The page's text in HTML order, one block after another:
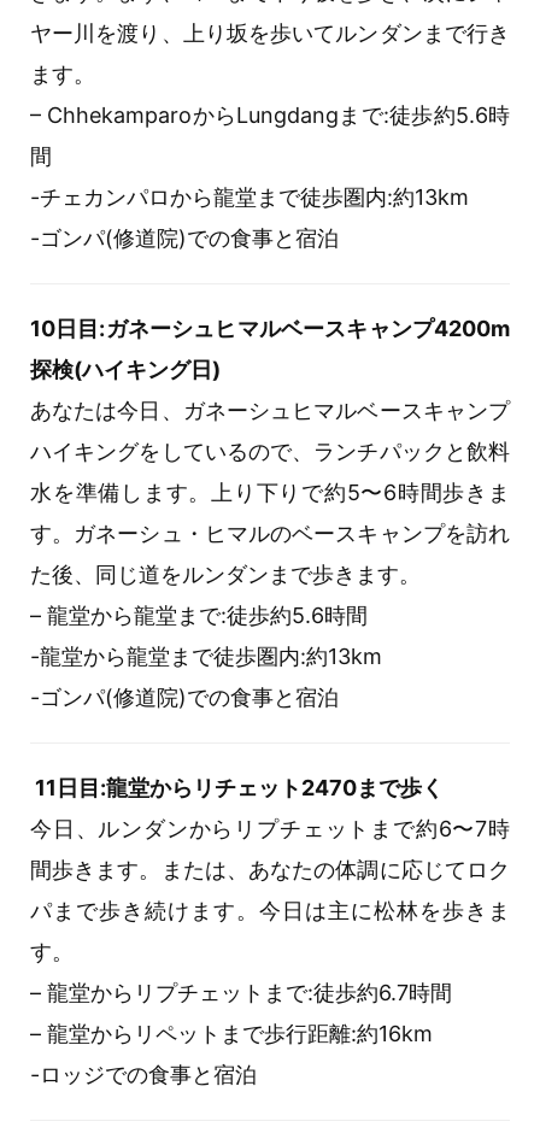
ヤー川を渡り、上り坂を歩いてルンダンまで行き
ます。
– ChhekamparoからLungdangまで:徒歩約5.6時
間
-チェカンパロから龍堂まで徒歩圏内:約13km
-ゴンパ(修道院)での食事と宿泊
10日目:ガネーシュヒマルベースキャンプ4200m
探検(ハイキング日)
あなたは今日、ガネーシュヒマルベースキャンプ
ハイキングをしているので、ランチパックと飲料
水を準備します。上り下りで約5〜6時間歩きま
す。ガネーシュ・ヒマルのベースキャンプを訪れ
た後、同じ道をルンダンまで歩きます。
– 龍堂から龍堂まで:徒歩約5.6時間
-龍堂から龍堂まで徒歩圏内:約13km
-ゴンパ(修道院)での食事と宿泊
11日目:龍堂からリチェット2470まで歩く
今日、ルンダンからリプチェットまで約6〜7時
間歩きます。または、あなたの体調に応じてロク
パまで歩き続けます。今日は主に松林を歩きま
す。
– 龍堂からリプチェットまで:徒歩約6.7時間
– 龍堂からリペットまで歩行距離:約16km
-ロッジでの食事と宿泊